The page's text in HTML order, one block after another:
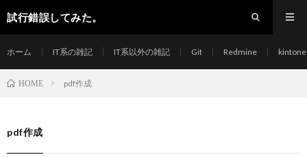
試行錯誤してみた。
ホーム IT系の雑記 IT系以外の雑記 Git Redmine kintone
HOME pdf作成
pdf作成